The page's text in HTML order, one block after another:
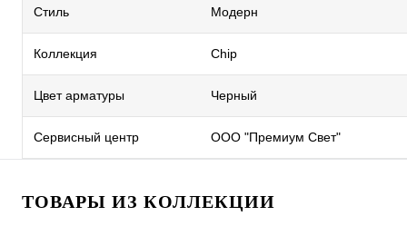
Стиль Модерн
Коллекция Chip
Цвет арматуры Черный
Сервисный центр ООО "Премиум Свет"
ТОВАРЫ ИЗ КОЛЛЕКЦИИ